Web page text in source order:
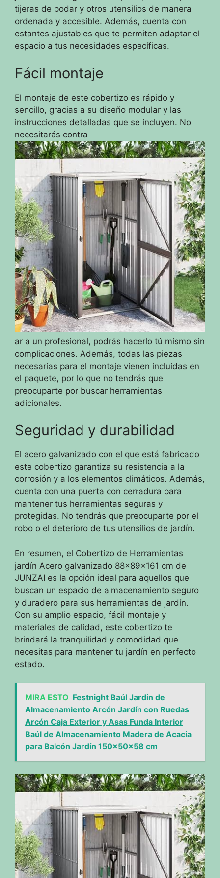
tijeras de podar y otros utensilios de manera
ordenada y accesible. Además, cuenta con
estantes ajustables que te permiten adaptar el
espacio a tus necesidades específicas.
Fácil montaje
El montaje de este cobertizo es rápido y
sencillo, gracias a su diseño modular y las
instrucciones detalladas que se incluyen. No
necesitarás contra
ar a un profesional, podrás hacerlo tú mismo sin
complicaciones. Además, todas las piezas
necesarias para el montaje vienen incluidas en
el paquete, por lo que no tendrás que
preocuparte por buscar herramientas
adicionales.
Seguridad y durabilidad
El acero galvanizado con el que está fabricado
este cobertizo garantiza su resistencia a la
corrosión y a los elementos climáticos. Además,
cuenta con una puerta con cerradura para
mantener tus herramientas seguras y
protegidas. No tendrás que preocuparte por el
robo o el deterioro de tus utensilios de jardín.
En resumen, el Cobertizo de Herramientas
jardín Acero galvanizado 88x89x161 cm de
JUNZAI es la opción ideal para aquellos que
buscan un espacio de almacenamiento seguro
y duradero para sus herramientas de jardín.
Con su amplio espacio, fácil montaje y
materiales de calidad, este cobertizo te
brindará la tranquilidad y comodidad que
necesitas para mantener tu jardín en perfecto
estado.
MIRA ESTO Festnight Baúl Jardin de
Almacenamiento Arcón Jardín con Ruedas
Arcón Caja Exterior y Asas Funda Interior
Baúl de Almacenamiento Madera de Acacia
para Balcón Jardín 150x50x58 cm